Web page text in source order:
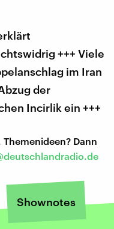
+++ Viele
im Iran
der
Incirlik ein +++
Dann
Shownotes